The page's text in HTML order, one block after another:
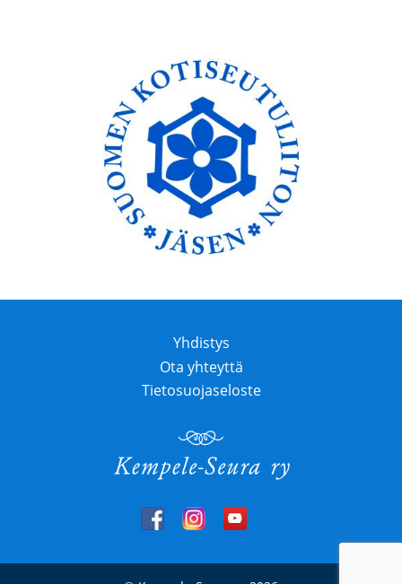
Yhdistys
Ota yhteyttä
Tietosuojaseloste